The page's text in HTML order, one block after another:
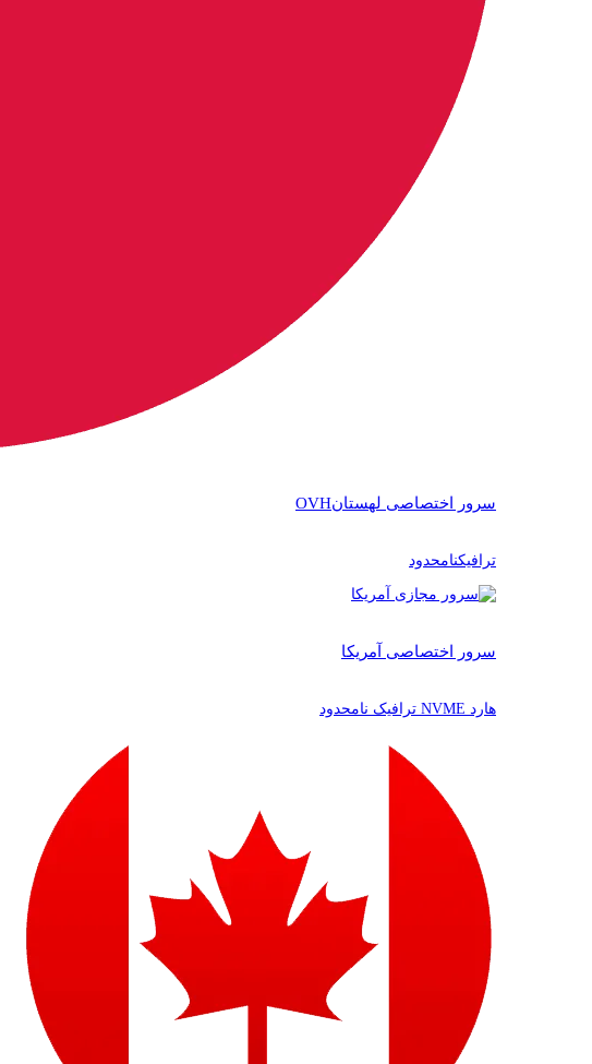
سرور اختصاصی لهستانOVH
ترافیکنامحدود
سرور اختصاصی آمریکا
هارد NVME ترافیک نامحدود